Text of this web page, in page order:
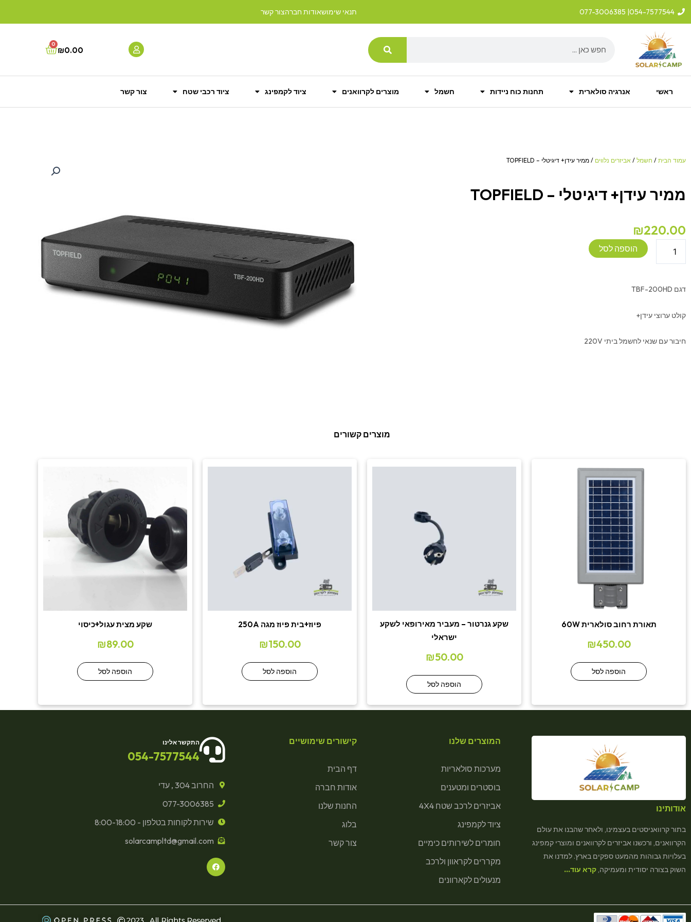
דילוג
054-7577544
| 077-3006385 תנאי שימושאודות חברהצור קשר
₪0.00
0
Cart
ראשי אנרגיה סולארית תחנות כוח ניידות חשמל מוצרים לקרוואנים ציוד לקמפינג ציוד רכבי שטח צור קשר
עמוד הבית / חשמל / אביזרים נלווים / ממיר עידן+ דיגיטלי – TOPFIELD
ממיר עידן+ דיגיטלי – TOPFIELD
₪220.00
עידן+
-
הוספה לסל
דגם TBF-200HD
קולט ערוצי עידן+
חיבור עם שנאי לחשמל ביתי 220V
מוצרים קשורים
תאורת רחוב סולארית 60W
₪450.00
הוספה לסל
שקע גנרטור – מעביר מאירופאי לשקע
ישראלי
₪50.00
הוספה לסל
פיוז+בית פיוז מגה 250A
₪150.00
הוספה לסל
שקע מצית עגול+כיסוי
₪89.00
הוספה לסל
אודותינו
בתור קרוואניסטים בעצמינו, ולאחר שהבנו את עולם
הקרוואנים, ורכשנו אביזרים לקרוואנים ומוצרי קמפינג
בעלויות גבוהות מהמעט ספקים בארץ. למדנו את
השוק בצורה יסודית ומעמיקה, קרא עוד…
המוצרים שלנו
מערכות סולאריות
בוסטרים ומטענים
אביזרים לרכב שטח 4X4
ציוד לקמפינג
חומרים לשירותים כימיים
מקררים לקראוון ולרכב
מנעולים לקארוונים
קישורים שימושיים
דף הבית
אודות חברה
החנות שלנו
בלוג
צור קשר
התקשר אלינו
054-7577544
החרוב 304 , עדי
077-3006385
שירות לקוחות בטלפון - 8:00-18:00
solarcampltd@gmail.com
F
a
c
o